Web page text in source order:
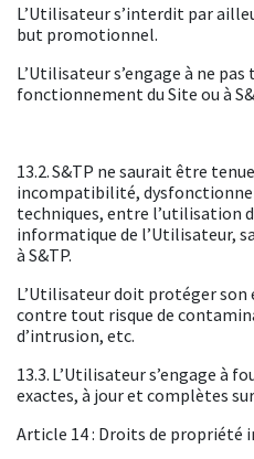
L’Utilisateur s’interdit par
but promotionnel.
L’Utilisateur s’engage à ne
fonctionnement du Site ou à
13.2. S&TP ne saurait être
incompatibilité,
techniques, entre l’utilisation
informatique de l’Utilisateur,
à S&TP.
L’Utilisateur doit protéger
contre tout risque de
d’intrusion, etc.
13.3. L’Utilisateur s’engage à
exactes, à jour et complètes
Article 14 : Droits de propriété